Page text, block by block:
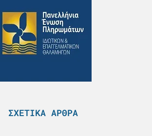
ΣΧΕΤΙΚΆ ΆΡΘΡΑ